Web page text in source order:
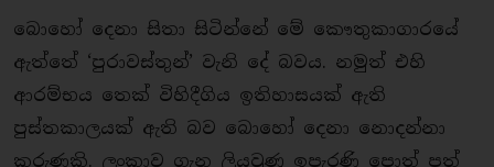
බොහෝ දෙනා සිතා සිටින්නේ මේ කෞතුකාගාරයේ
ඇත්තේ ‘පුරාවස්තුන්’ වැනි දේ බවය. නමුත් එහි
ආරම්භය තෙක් විහිදීගිය ඉතිහාසයක් ඇති
පුස්තකාලයක් ඇති බව බොහෝ දෙනා නොදන්නා
කරුණකි. ලංකාව ගැන ලියවුණු ඉපැරණි පොත් පත්